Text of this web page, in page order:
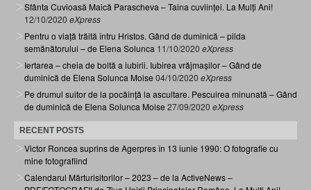
Sfânta Cuvioasă Maică Parascheva – Taina cuviinței. La Mulți Ani!
12/10/2020 eXpress
Pentru o viață trăită întru Hristos. Gând de duminică – pilda
semănătorului – de Elena Solunca 11/10/2020 eXpress
Iertarea – cheia de boltă a iubirii. Iubirea vrăjmașilor – Gând de
duminică de Elena Solunca Moise 04/10/2020 eXpress
Pe drumul suitor de la pocăință la ascultare. Pescuirea minunată – Gând
de duminică de Elena Solunca Moise 27/09/2020 eXpress
RECENT POSTS
Victor Roncea suprins de Agerpres în 13 iunie 1990: O fotografie cu
mine fotografiind
Calendarul Mărturisitorilor – 2023 – de la ActiveNews –